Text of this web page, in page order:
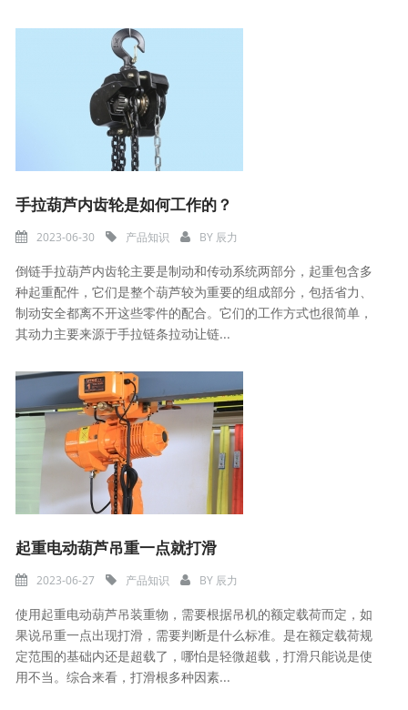
​手拉葫芦内齿轮是如何工作的？
2023-06-30 产品知识 BY 辰力
倒链手拉葫芦内齿轮主要是制动和传动系统两部分，起重包含多
种起重配件，它们是整个葫芦较为重要的组成部分，包括省力、
制动安全都离不开这些零件的配合。它们的工作方式也很简单，
其动力主要来源于手拉链条拉动让链...
起重电动葫芦吊重一点就打滑
2023-06-27 产品知识 BY 辰力
使用起重电动葫芦吊装重物，需要根据吊机的额定载荷而定，如
果说吊重一点出现打滑，需要判断是什么标准。是在额定载荷规
定范围的基础内还是超载了，哪怕是轻微超载，打滑只能说是使
用不当。综合来看，打滑根多种因素...